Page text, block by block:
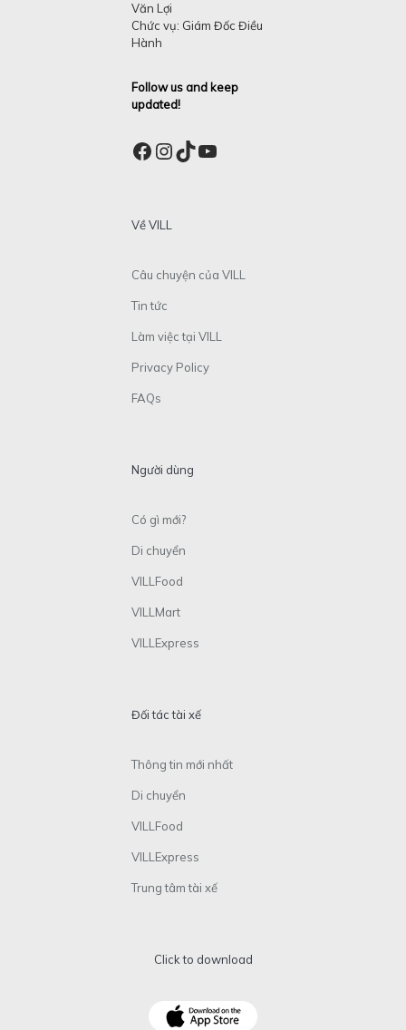
Văn Lợi
Chức vụ: Giám Đốc Điều
Hành
Follow us and keep
updated!
Facebook
Instagram
TikTok
YouTube
Về VILL
Câu chuyện của VILL
Tin tức
Làm việc tại VILL
Privacy Policy
FAQs
Người dùng
Có gì mới?
Di chuyển
VILLFood
VILLMart
VILLExpress
Đối tác tài xế
Thông tin mới nhất
Di chuyển
VILLFood
VILLExpress
Trung tâm tài xế
Click to download